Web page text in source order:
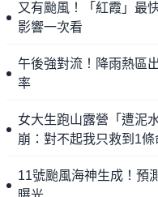
又有颱風！「紅霞」最
影響一次看
午後強對流！降雨熱區
率
女大生跑山露營「遭泥
崩：對不起我只救到1條
11號颱風海神生成！